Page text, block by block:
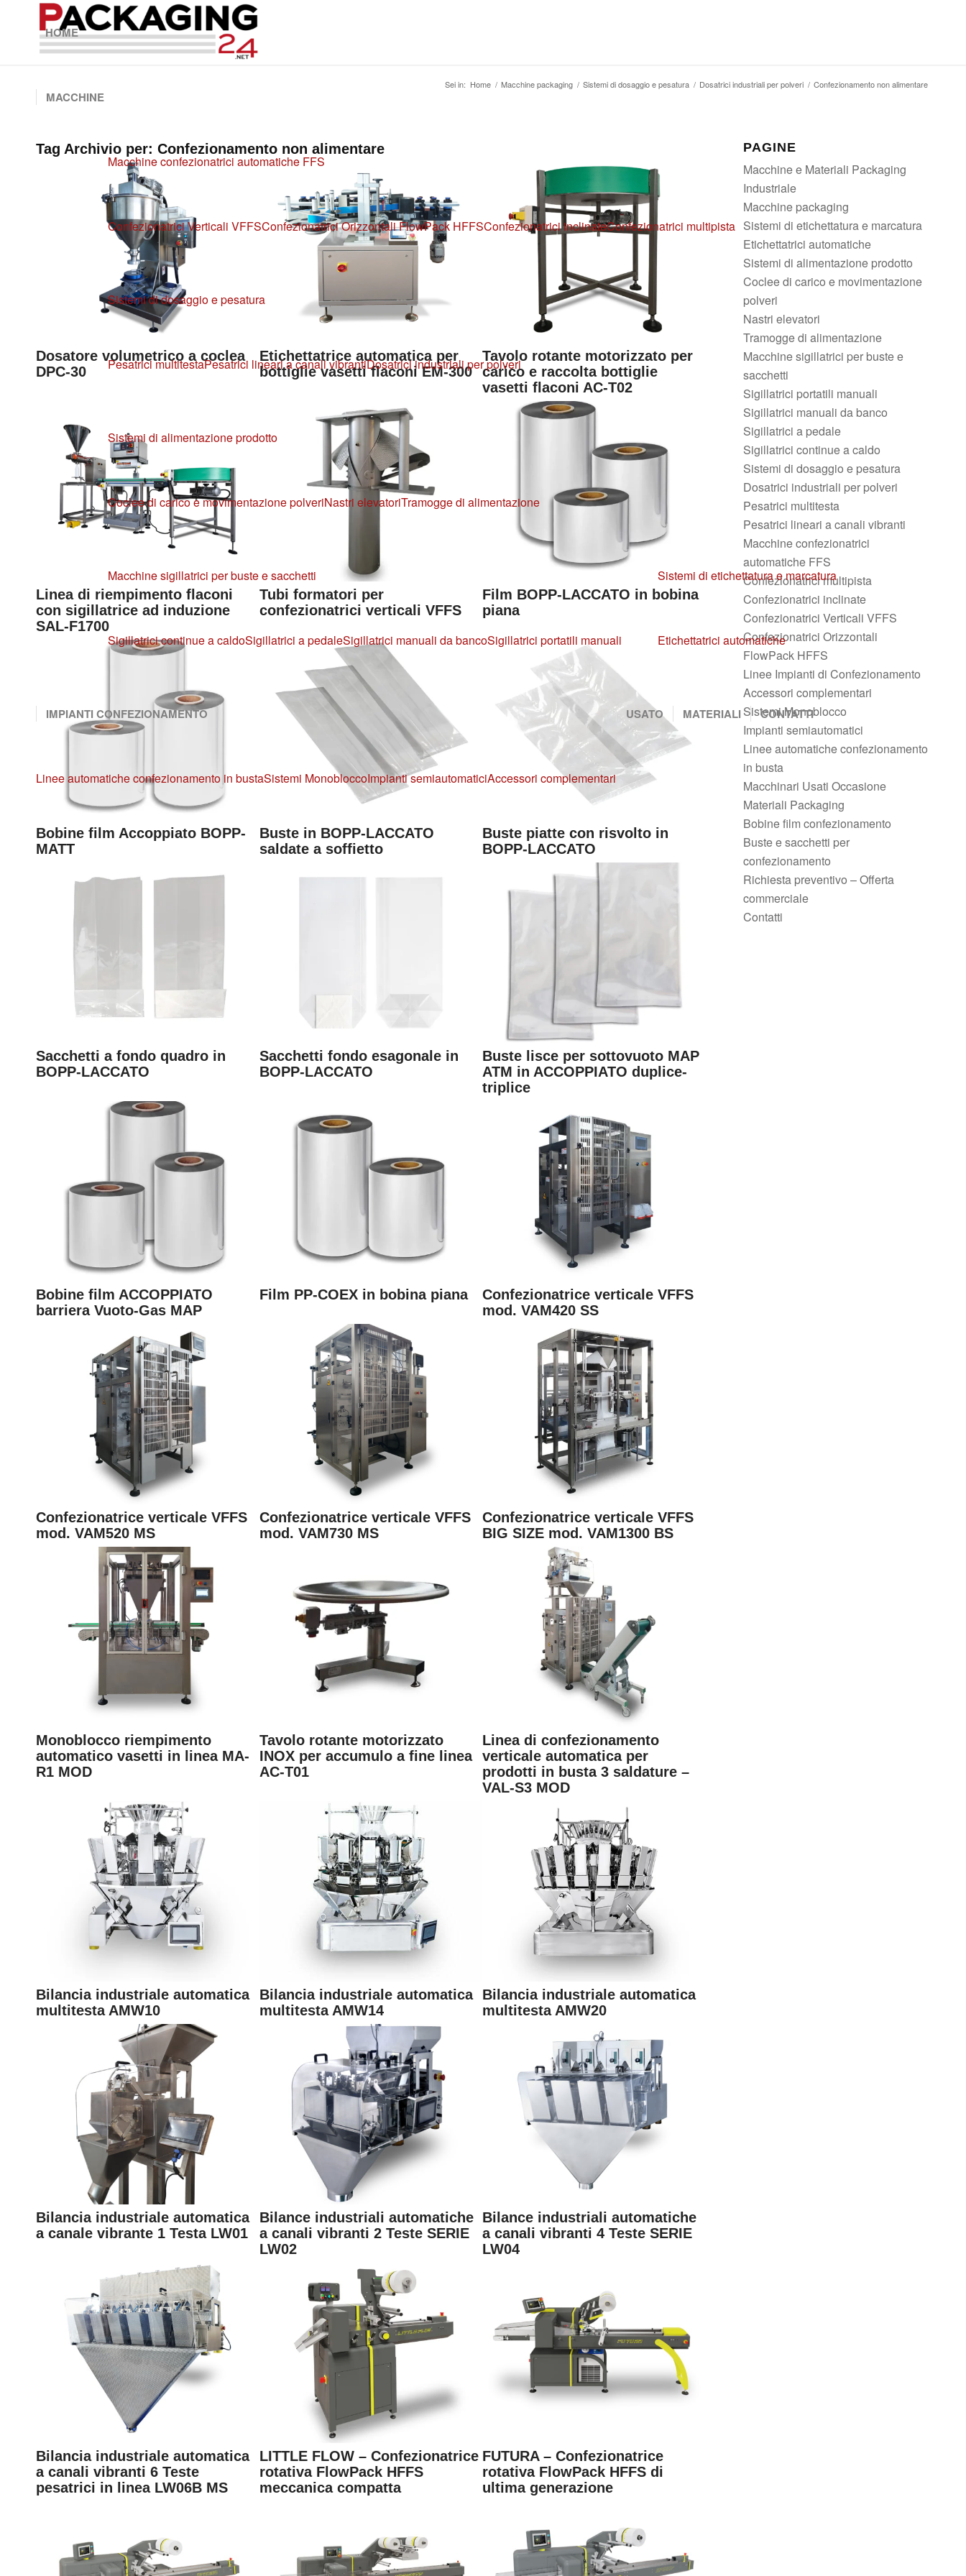
HOME
MACCHINE
Macchine confezionatrici automatiche FFS
Confezionatrici Verticali VFFSConfezionatrici Orizzontali FlowPack HFFSConfezionatrici inclinateConfezionatrici multipista
Sistemi di dosaggio e pesatura
Pesatrici multitestaPesatrici lineari a canali vibrantiDosatrici industriali per polveri
Sistemi di alimentazione prodotto
Coclee di carico e movimentazione polveriNastri elevatoriTramogge di alimentazione
Macchine sigillatrici per buste e sacchetti
Sigillatrici continue a caldoSigillatrici a pedaleSigillatrici manuali da bancoSigillatrici portatili manuali
Sistemi di etichettatura e marcatura
Etichettatrici automatiche
IMPIANTI CONFEZIONAMENTO
Linee automatiche confezionamento in bustaSistemi MonobloccoImpianti semiautomaticiAccessori complementari
USATO MATERIALI CONTATTI
Sei in: Home / Macchine packaging / Sistemi di dosaggio e pesatura / Dosatrici industriali per polveri / Confezionamento non alimentare
Tag Archivio per: Confezionamento non alimentare
Dosatore volumetrico a coclea
DPC-30
Etichettatrice automatica per
bottiglie vasetti flaconi EM-300
Tavolo rotante motorizzato per
carico e raccolta bottiglie
vasetti flaconi AC-T02
Linea di riempimento flaconi
con sigillatrice ad induzione
SAL-F1700
Tubi formatori per
confezionatrici verticali VFFS
Film BOPP-LACCATO in bobina
piana
Bobine film Accoppiato BOPP-
MATT
Buste in BOPP-LACCATO
saldate a soffietto
Buste piatte con risvolto in
BOPP-LACCATO
Sacchetti a fondo quadro in
BOPP-LACCATO
Sacchetti fondo esagonale in
BOPP-LACCATO
Buste lisce per sottovuoto MAP
ATM in ACCOPPIATO duplice-
triplice
Bobine film ACCOPPIATO
barriera Vuoto-Gas MAP
Film PP-COEX in bobina piana
Confezionatrice verticale VFFS
mod. VAM420 SS
Confezionatrice verticale VFFS
mod. VAM520 MS
Confezionatrice verticale VFFS
mod. VAM730 MS
Confezionatrice verticale VFFS
BIG SIZE mod. VAM1300 BS
Monoblocco riempimento
automatico vasetti in linea MA-
R1 MOD
Tavolo rotante motorizzato
INOX per accumulo a fine linea
AC-T01
Linea di confezionamento
verticale automatica per
prodotti in busta 3 saldature –
VAL-S3 MOD
Bilancia industriale automatica
multitesta AMW10
Bilancia industriale automatica
multitesta AMW14
Bilancia industriale automatica
multitesta AMW20
Bilancia industriale automatica
a canale vibrante 1 Testa LW01
Bilance industriali automatiche
a canali vibranti 2 Teste SERIE
LW02
Bilance industriali automatiche
a canali vibranti 4 Teste SERIE
LW04
Bilancia industriale automatica
a canali vibranti 6 Teste
pesatrici in linea LW06B MS
LITTLE FLOW – Confezionatrice
rotativa FlowPack HFFS
meccanica compatta
FUTURA – Confezionatrice
rotativa FlowPack HFFS di
ultima generazione
PAGINE
Macchine e Materiali Packaging
Industriale
Macchine packaging
Sistemi di etichettatura e marcatura
Etichettatrici automatiche
Sistemi di alimentazione prodotto
Coclee di carico e movimentazione
polveri
Nastri elevatori
Tramogge di alimentazione
Macchine sigillatrici per buste e
sacchetti
Sigillatrici portatili manuali
Sigillatrici manuali da banco
Sigillatrici a pedale
Sigillatrici continue a caldo
Sistemi di dosaggio e pesatura
Dosatrici industriali per polveri
Pesatrici multitesta
Pesatrici lineari a canali vibranti
Macchine confezionatrici
automatiche FFS
Confezionatrici multipista
Confezionatrici inclinate
Confezionatrici Verticali VFFS
Confezionatrici Orizzontali
FlowPack HFFS
Linee Impianti di Confezionamento
Accessori complementari
Sistemi Monoblocco
Impianti semiautomatici
Linee automatiche confezionamento
in busta
Macchinari Usati Occasione
Materiali Packaging
Bobine film confezionamento
Buste e sacchetti per
confezionamento
Richiesta preventivo – Offerta
commerciale
Contatti